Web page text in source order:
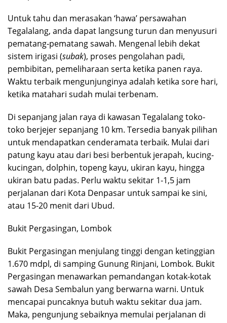
Untuk tahu dan merasakan ‘hawa’ persawahan
Tegalalang, anda dapat langsung turun dan menyusuri
pematang-pematang sawah. Mengenal lebih dekat
sistem irigasi (subak), proses pengolahan padi,
pembibitan, pemeliharaan serta ketika panen raya.
Waktu terbaik mengunjunginya adalah ketika sore hari,
ketika matahari sudah mulai terbenam.
Di sepanjang jalan raya di kawasan Tegalalang toko-
toko berjejer sepanjang 10 km. Tersedia banyak pilihan
untuk mendapatkan cenderamata terbaik. Mulai dari
patung kayu atau dari besi berbentuk jerapah, kucing-
kucingan, dolphin, topeng kayu, ukiran kayu, hingga
ukiran batu padas. Perlu waktu sekitar 1-1,5 jam
perjalanan dari Kota Denpasar untuk sampai ke sini,
atau 15-20 menit dari Ubud.
Bukit Pergasingan, Lombok
Bukit Pergasingan menjulang tinggi dengan ketinggian
1.670 mdpl, di samping Gunung Rinjani, Lombok. Bukit
Pergasingan menawarkan pemandangan kotak-kotak
sawah Desa Sembalun yang berwarna warni. Untuk
mencapai puncaknya butuh waktu sekitar dua jam.
Maka, pengunjung sebaiknya memulai perjalanan di